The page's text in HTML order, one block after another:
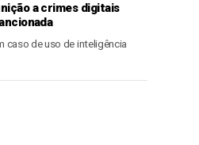
a crimes digitais
caso de uso de inteligência